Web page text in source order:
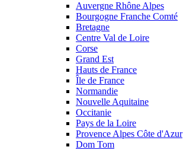
Auvergne Rhône Alpes
Bourgogne Franche Comté
Bretagne
Centre Val de Loire
Corse
Grand Est
Hauts de France
Île de France
Normandie
Nouvelle Aquitaine
Occitanie
Pays de la Loire
Provence Alpes Côte d'Azur
Dom Tom